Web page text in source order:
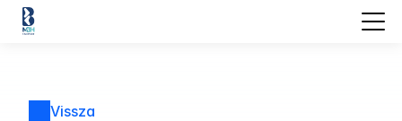
Vissza